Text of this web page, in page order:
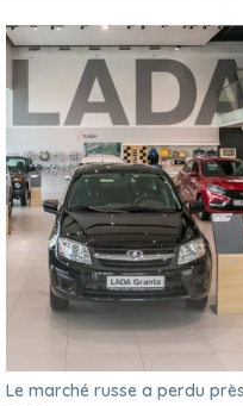
Le marché russe a perdu